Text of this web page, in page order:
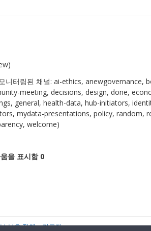
니터링된 채널: ai-ethics,
meeting, decisions, design, done,
general, health-data, hub-initiators,
mydata-presentations, policy, random,
welcome)
을 표시함 0
보호 정책 기고자